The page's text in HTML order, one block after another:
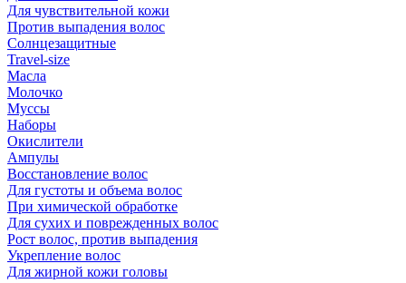
Для чувствительной кожи
Против выпадения волос
Солнцезащитные
Travel-size
Масла
Молочко
Муссы
Наборы
Окислители
Ампулы
Восстановление волос
Для густоты и объема волос
При химической обработке
Для сухих и поврежденных волос
Рост волос, против выпадения
Укрепление волос
Для жирной кожи головы